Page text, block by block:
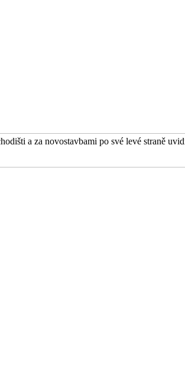
a za novostavbami po své levé straně